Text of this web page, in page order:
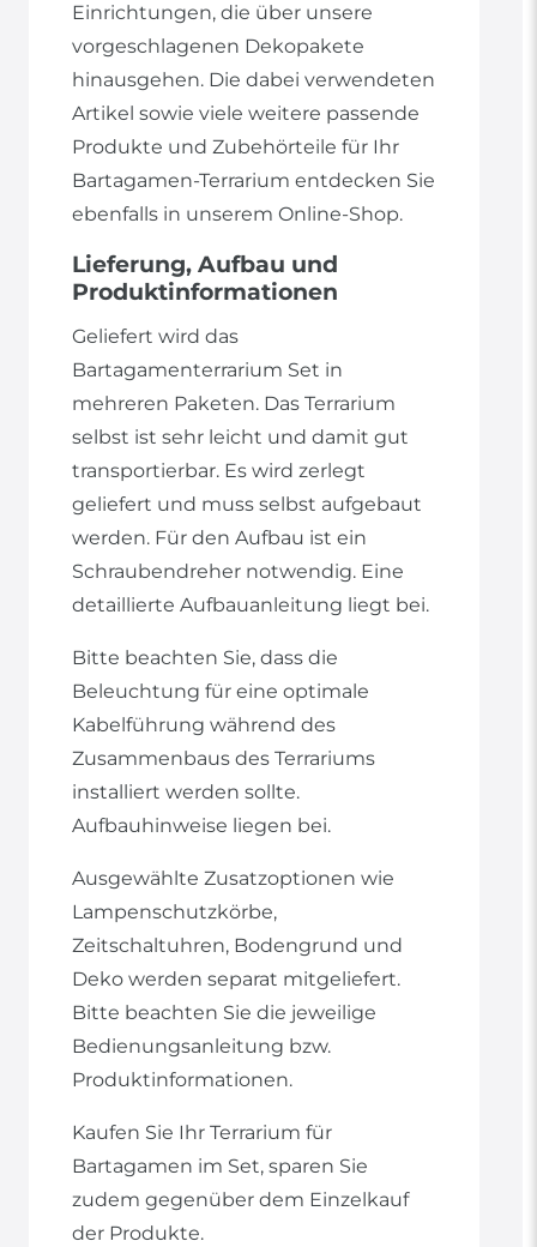
Einrichtungen, die über unsere
vorgeschlagenen Dekopakete
hinausgehen. Die dabei verwendeten
Artikel sowie viele weitere passende
Produkte und Zubehörteile für Ihr
Bartagamen-Terrarium entdecken Sie
ebenfalls in unserem Online-Shop.
Lieferung, Aufbau und
Produktinformationen
Geliefert wird das
Bartagamenterrarium Set in
mehreren Paketen. Das Terrarium
selbst ist sehr leicht und damit gut
transportierbar. Es wird zerlegt
geliefert und muss selbst aufgebaut
werden. Für den Aufbau ist ein
Schraubendreher notwendig. Eine
detaillierte Aufbauanleitung liegt bei.
Bitte beachten Sie, dass die
Beleuchtung für eine optimale
Kabelführung während des
Zusammenbaus des Terrariums
installiert werden sollte.
Aufbauhinweise liegen bei.
Ausgewählte Zusatzoptionen wie
Lampenschutzkörbe,
Zeitschaltuhren, Bodengrund und
Deko werden separat mitgeliefert.
Bitte beachten Sie die jeweilige
Bedienungsanleitung bzw.
Produktinformationen.
Kaufen Sie Ihr Terrarium für
Bartagamen im Set, sparen Sie
zudem gegenüber dem Einzelkauf
der Produkte.